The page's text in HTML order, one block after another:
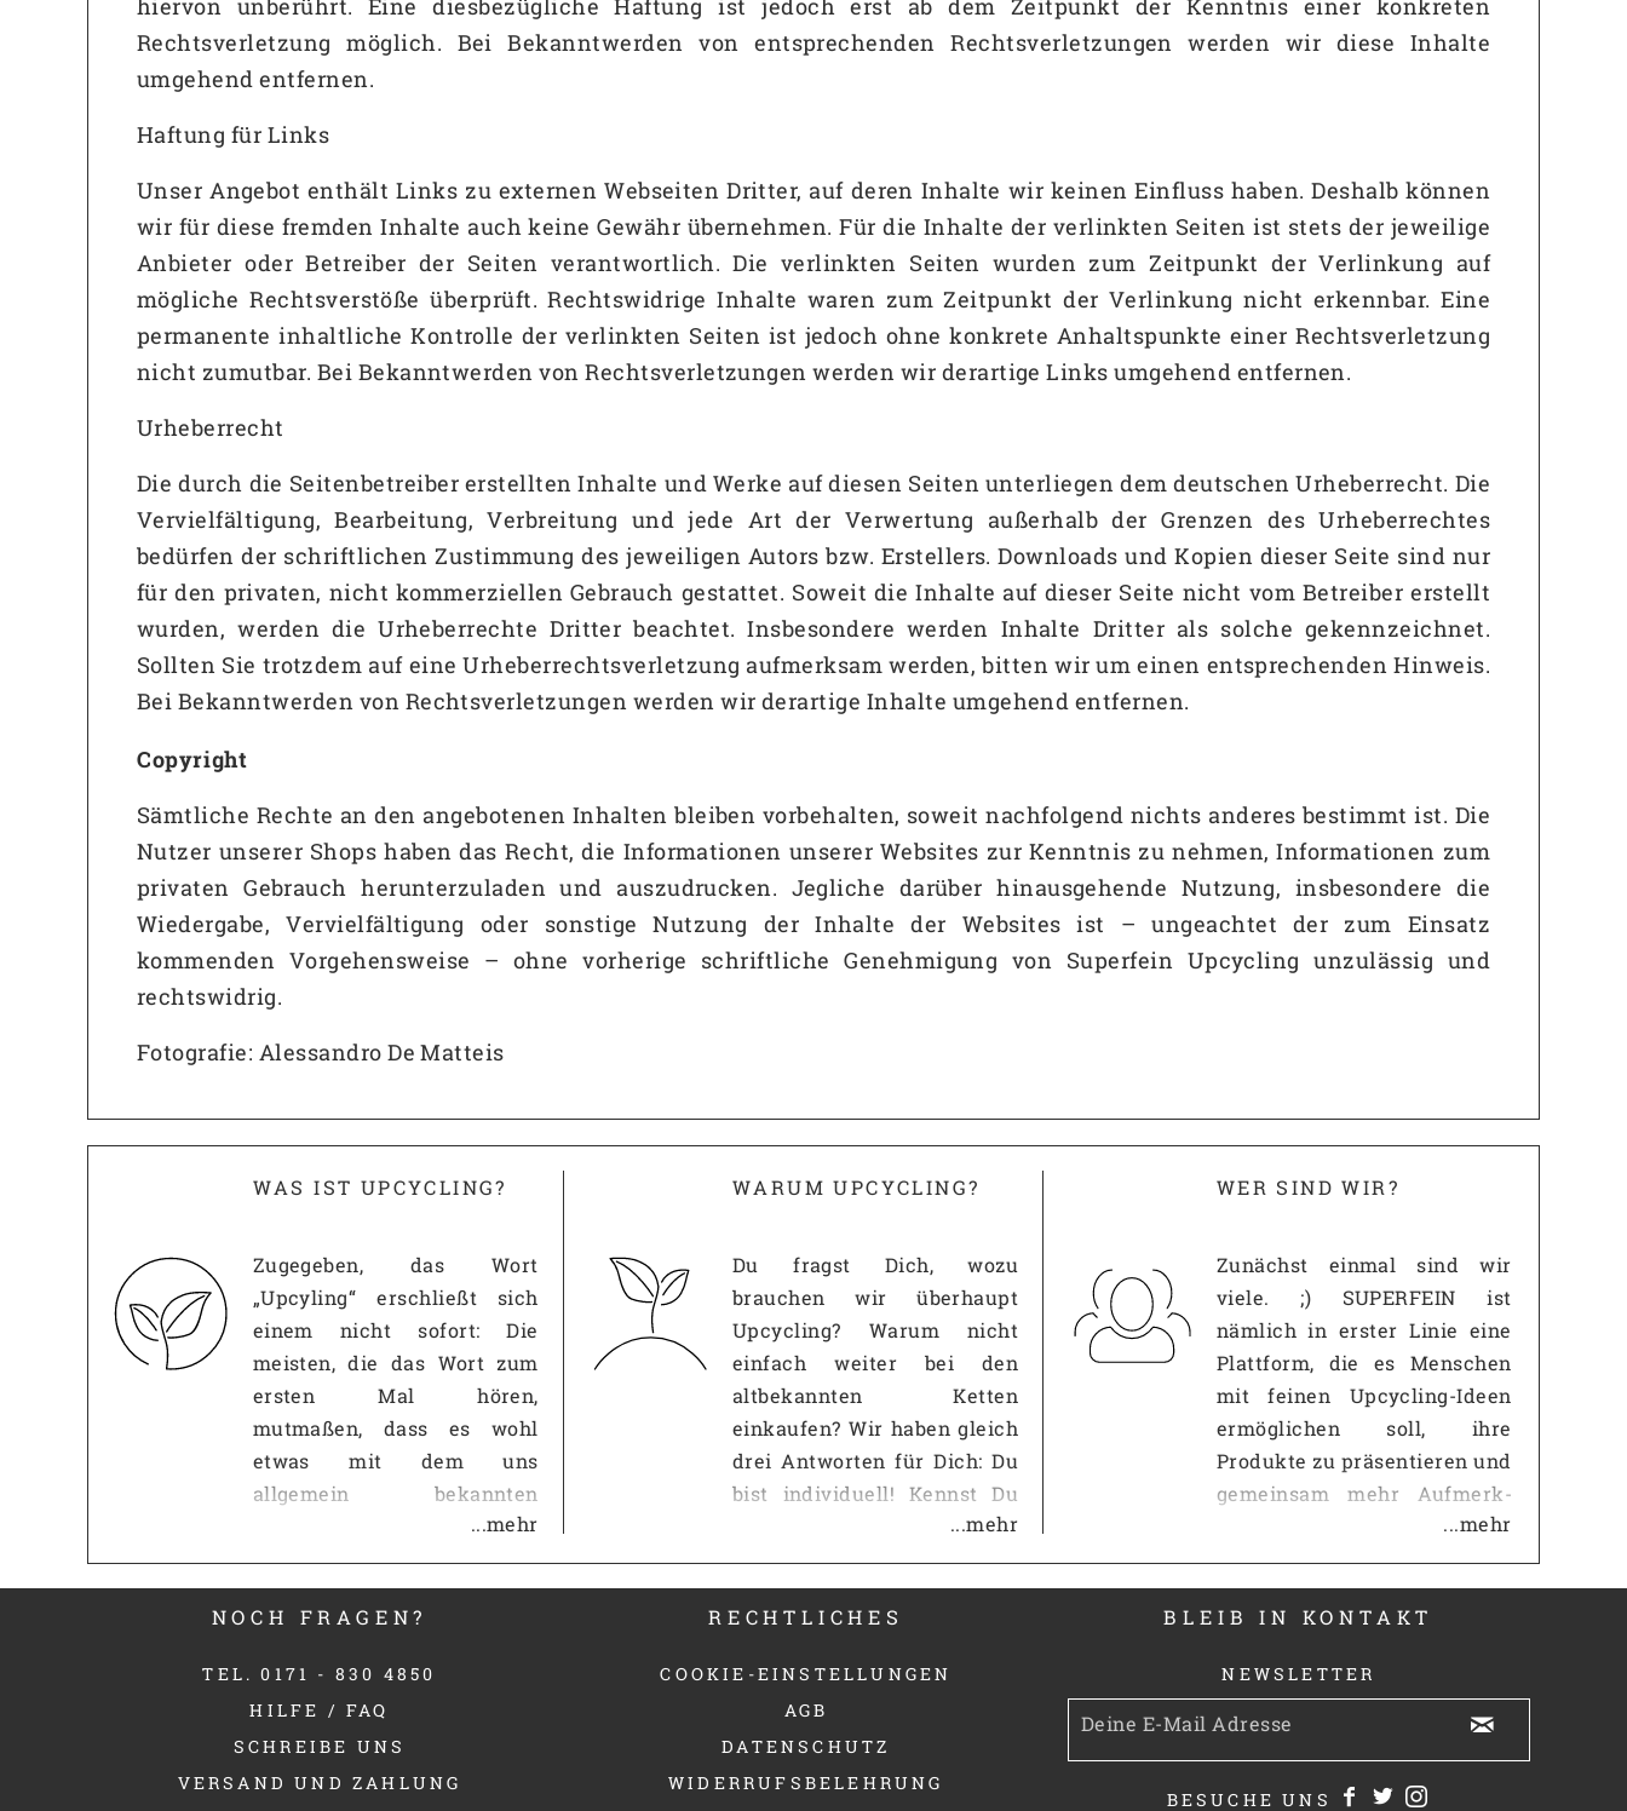
hiervon unberührt. Eine diesbezügliche Haftung ist jedoch erst ab dem Zeitpunkt der Kenntnis einer konkreten
Rechtsverletzung möglich. Bei Bekanntwerden von entsprechenden Rechtsverletzungen werden wir diese Inhalte
umgehend entfernen.
Haftung für Links
Unser Angebot enthält Links zu externen Webseiten Dritter, auf deren Inhalte wir keinen Einfluss haben. Deshalb können
wir für diese fremden Inhalte auch keine Gewähr übernehmen. Für die Inhalte der verlinkten Seiten ist stets der jeweilige
Anbieter oder Betreiber der Seiten verantwortlich. Die verlinkten Seiten wurden zum Zeitpunkt der Verlinkung auf
mögliche Rechtsverstöße überprüft. Rechtswidrige Inhalte waren zum Zeitpunkt der Verlinkung nicht erkennbar. Eine
permanente inhaltliche Kontrolle der verlinkten Seiten ist jedoch ohne konkrete Anhaltspunkte einer Rechtsverletzung
nicht zumutbar. Bei Bekanntwerden von Rechtsverletzungen werden wir derartige Links umgehend entfernen.
Urheberrecht
Die durch die Seitenbetreiber erstellten Inhalte und Werke auf diesen Seiten unterliegen dem deutschen Urheberrecht. Die
Vervielfältigung, Bearbeitung, Verbreitung und jede Art der Verwertung außerhalb der Grenzen des Urheberrechtes
bedürfen der schriftlichen Zustimmung des jeweiligen Autors bzw. Erstellers. Downloads und Kopien dieser Seite sind nur
für den privaten, nicht kommerziellen Gebrauch gestattet. Soweit die Inhalte auf dieser Seite nicht vom Betreiber erstellt
wurden, werden die Urheberrechte Dritter beachtet. Insbesondere werden Inhalte Dritter als solche gekennzeichnet.
Sollten Sie trotzdem auf eine Urheberrechtsverletzung aufmerksam werden, bitten wir um einen entsprechenden Hinweis.
Bei Bekanntwerden von Rechtsverletzungen werden wir derartige Inhalte umgehend entfernen.
Copyright
Sämtliche Rechte an den angebotenen Inhalten bleiben vorbehalten, soweit nachfolgend nichts anderes bestimmt ist. Die
Nutzer unserer Shops haben das Recht, die Informationen unserer Websites zur Kenntnis zu nehmen, Informationen zum
privaten Gebrauch herunterzuladen und auszudrucken. Jegliche darüber hinausgehende Nutzung, insbesondere die
Wiedergabe, Vervielfältigung oder sonstige Nutzung der Inhalte der Websites ist – ungeachtet der zum Einsatz
kommenden Vorgehensweise – ohne vorherige schriftliche Genehmigung von Superfein Upcycling unzulässig und
rechtswidrig.
Fotografie: Alessandro De Matteis
WAS IST UPCYCLING?
Zugegeben, das Wort
„Upcyling“ erschließt sich
einem nicht sofort: Die
meisten, die das Wort zum
ersten Mal hören,
mutmaßen, dass es wohl
etwas mit dem uns
allgemein bekannten
Recycling zu tun haben
muss. Diese Vermutung ist
erst einmal richtig: Wie beim
Recycling, geht es beim
einfach wegzuwerfen,
sondern clever
wiederzuverwenden.
...mehr
WARUM UPCYCLING?
Du fragst Dich, wozu
brauchen wir überhaupt
Upcycling? Warum nicht
einfach weiter bei den
altbekannten Ketten
einkaufen? Wir haben gleich
drei Antworten für Dich: Du
bist individuell! Kennst Du
das? Du gehst in eine andere
Wohnung und im
Wohnzimmer steht der
gleiche IKEA-Schrank wie
jemanden mit demselben...
...mehr
WER SIND WIR?
Zunächst einmal sind wir
viele. ;) SUPERFEIN ist
nämlich in erster Linie eine
Plattform, die es Menschen
mit feinen Upcycling-Ideen
ermöglichen soll, ihre
Produkte zu präsentieren und
gemeinsam mehr Auf­merk­
samkeit zu erzeugen, als es
mit einem eigenen
Internetauftritt jemals
möglich wäre. Gerade gegen
man als Einzelperson nur
wenig Chancen. Wir möchten
also die berühmte kritische
...mehr
NOCH FRAGEN?
TEL. 0171 - 830 4850
HILFE / FAQ
SCHREIBE UNS
VERSAND UND ZAHLUNG
RECHTLICHES
COOKIE-EINSTELLUNGEN
AGB
DATENSCHUTZ
WIDERRUFSBELEHRUNG
BLEIB IN KONTAKT
NEWSLETTER
BESUCHE UNS